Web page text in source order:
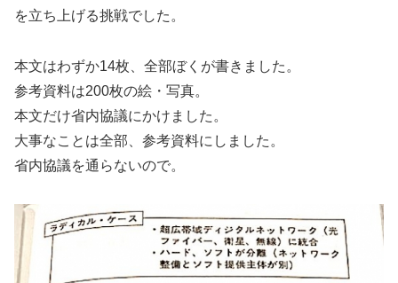
を立ち上げる挑戦でした。
本文はわずか14枚、全部ぼくが書きました。
参考資料は200枚の絵・写真。
本文だけ省内協議にかけました。
大事なことは全部、参考資料にしました。
省内協議を通らないので。